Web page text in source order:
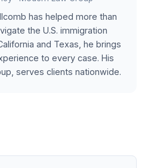
has helped more than
the U.S. immigration
and Texas, he brings
to every case. His
serves clients nationwide.